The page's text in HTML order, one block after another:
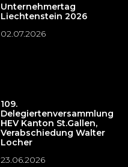
Unternehmertag
Liechtenstein 2026
02.07.2026
109.
Delegiertenversammlung
HEV Kanton St.Gallen,
Verabschiedung Walter
Locher
23.06.2026